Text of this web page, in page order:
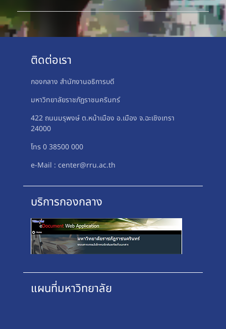
ติดต่อเรา
กองกลาง สำนักงานอธิการบดี
มหาวิทยาลัยราชภัฏราชนครินทร์
422 ถนนมรุพงษ์ ต.หน้าเมือง อ.เมือง จ.ฉะเชิงเทรา
24000
โทร 0 38500 000
e-Mail : center@rru.ac.th
บริการกองกลาง
แผนที่มหาวิทยาลัย